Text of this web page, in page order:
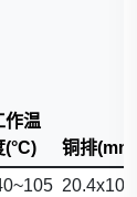
作温
(°C)
铜排